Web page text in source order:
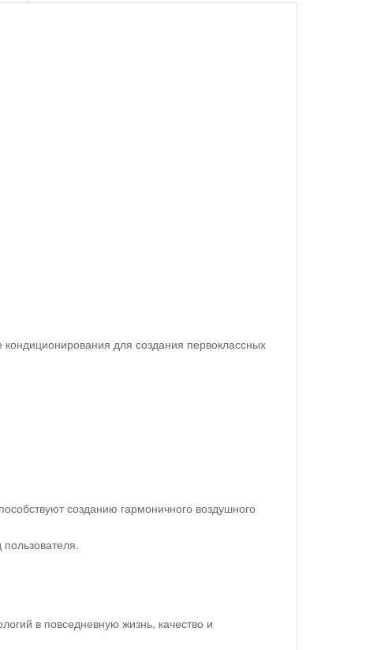
для создания первоклассных
созданию гармоничного воздушного
в повседневную жизнь, качество и